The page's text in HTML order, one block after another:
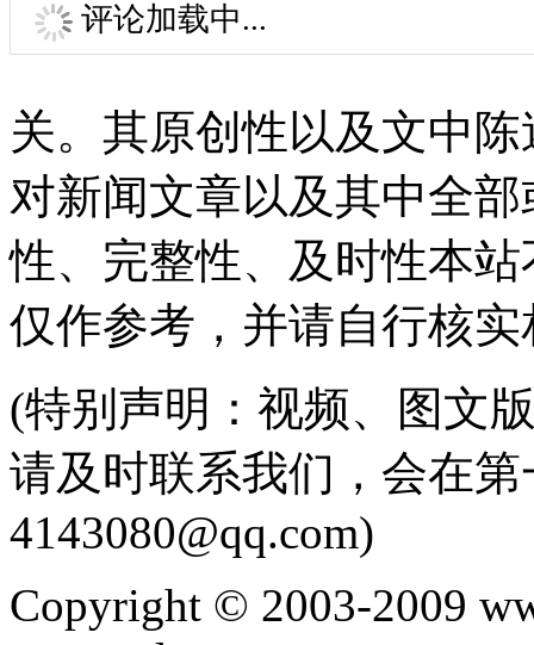
评论加载中...
关。其原创性以及文中
对新闻文章以及其中全
性、完整性、及时性本
仅作参考，并请自行核
(特别声明：视频、图文
请及时联系我们，会在
4143080@qq.com)
Copyright © 2003-2009